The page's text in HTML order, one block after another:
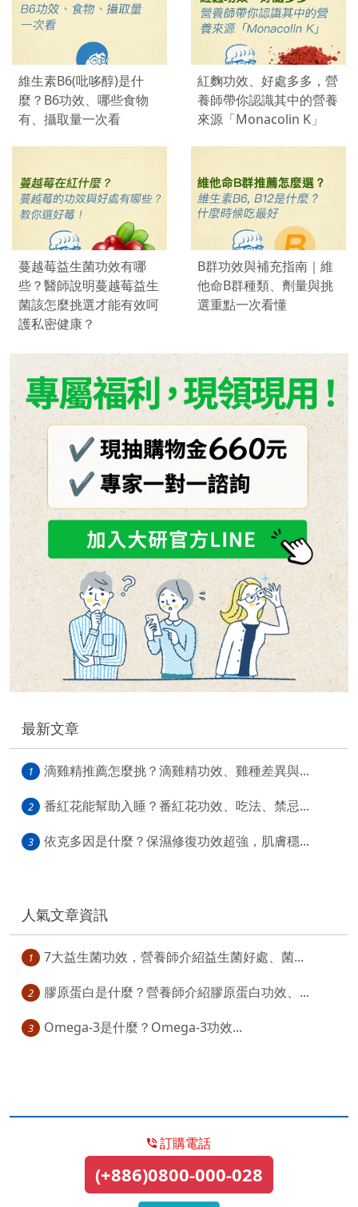
維生素B6(吡哆醇)是什
麼？B6功效、哪些食物
有、攝取量一次看
紅麴功效、好處多多，營
養師帶你認識其中的營養
來源「Monacolin K」
蔓越莓益生菌功效有哪
些？醫師說明蔓越莓益生
菌該怎麼挑選才能有效呵
護私密健康？
B群功效與補充指南｜維
他命B群種類、劑量與挑
選重點一次看懂
最新文章
1 滴雞精推薦怎麼挑？滴雞精功效、雞種差異與...
2 番紅花能幫助入睡？番紅花功效、吃法、禁忌...
3 依克多因是什麼？保濕修復功效超強，肌膚穩...
人氣文章資訊
1 7大益生菌功效，營養師介紹益生菌好處、菌...
2 膠原蛋白是什麼？營養師介紹膠原蛋白功效、...
3 Omega-3是什麼？Omega-3功效...
訂購電話
(+886)0800-000-028